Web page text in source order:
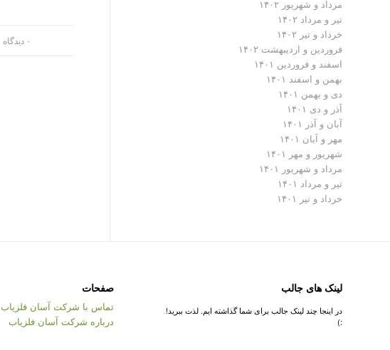
۰ دیدگاه
مرداد و شهریور ۱۴۰۲
تیر و مرداد ۱۴۰۲
خرداد و تیر ۱۴۰۲
فروردین و اردیبهشت ۱۴۰۲
اسفند و فروردین ۱۴۰۱
بهمن و اسفند ۱۴۰۱
دی و بهمن ۱۴۰۱
آذر و دی ۱۴۰۱
آبان و آذر ۱۴۰۱
مهر و آبان ۱۴۰۱
شهریور و مهر ۱۴۰۱
مرداد و شهریور ۱۴۰۱
تیر و مرداد ۱۴۰۱
خرداد و تیر ۱۴۰۱
لینک های جالب
در اینجا چند لینک جالب برای شما گذاشته ایم. لذت ببرید!
:)
صفحات
تماس با شرکت آسان فلزیاب
درباره شرکت آسان فلزیاب